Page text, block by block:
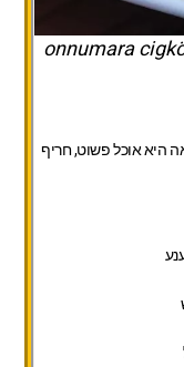
onnumara
היא אוכל פשוט, חריף